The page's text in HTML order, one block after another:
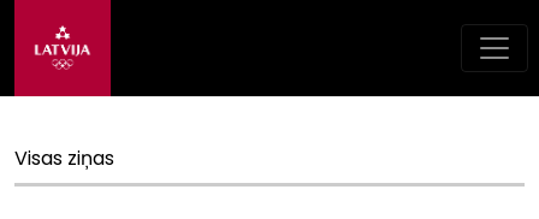
Visas ziņas